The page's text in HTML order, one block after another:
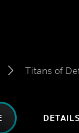
Titans of
DETAILS